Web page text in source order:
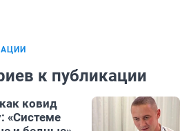
к публикации
ковид
«Системе